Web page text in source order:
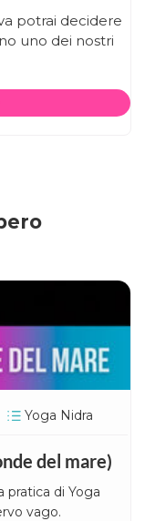
potrai decidere
uno dei nostri
Yoga Nidra
del mare)
pratica di Yoga
vago.